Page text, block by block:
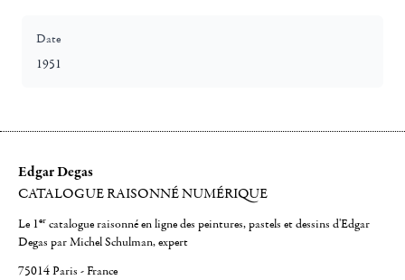
Date
1951
Edgar Degas
CATALOGUE RAISONNÉ NUMÉRIQUE
Le 1er catalogue raisonné en ligne des peintures, pastels et dessins d'Edgar
Degas par Michel Schulman, expert
75014 Paris - France